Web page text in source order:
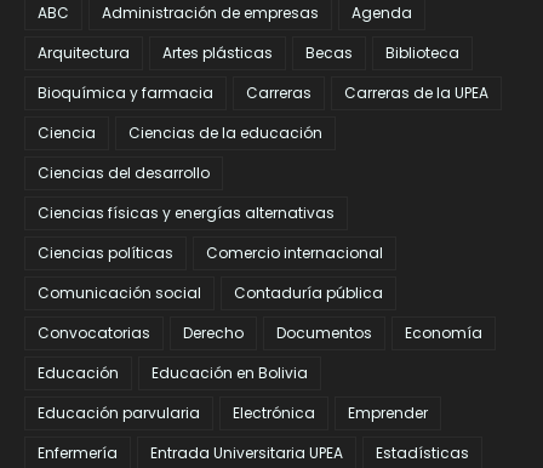
ABC Administración de empresas
Agenda
Arquitectura
Artes plásticas Becas
Biblioteca
Bioquímica y farmacia
Carreras
Carreras de la UPEA
Ciencia
Ciencias de la educación
Ciencias del desarrollo
Ciencias físicas y energías alternativas
Ciencias políticas
Comercio internacional
Comunicación social
Contaduría pública
Convocatorias
Derecho Documentos
Economía
Educación
Educación en Bolivia
Educación parvularia
Electrónica
Emprender
Enfermería
Entrada Universitaria UPEA
Estadísticas